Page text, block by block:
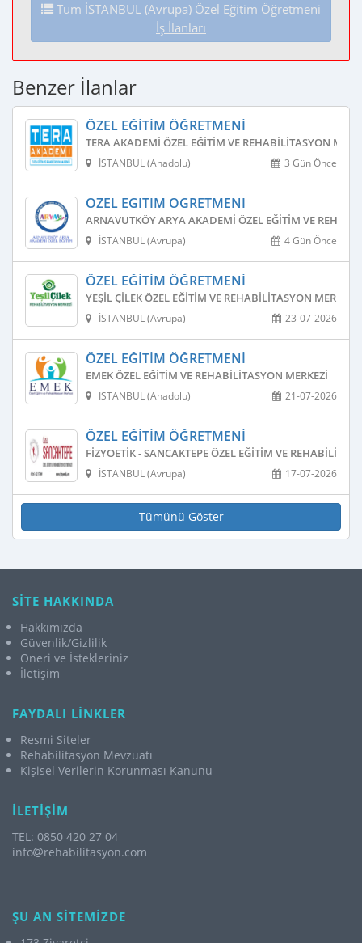
Tüm İSTANBUL (Avrupa) Özel Eğitim Öğretmeni
İş İlanları
Benzer İlanlar
ÖZEL EĞITIM ÖĞRETMENI
TERA AKADEMI ÖZEL EĞITIM VE REHABILITASYON
3 Gün Önce
İSTANBUL (Anadolu)
ÖZEL EĞITIM ÖĞRETMENI
ARNAVUTKÖY ARYA AKADEMI ÖZEL EĞITIM VE
4 Gün Önce
İSTANBUL (Avrupa)
ÖZEL EĞITIM ÖĞRETMENI
YEŞIL ÇILEK ÖZEL EĞITIM VE REHABILITASYON MERKEZI
23-07-2026
İSTANBUL (Avrupa)
ÖZEL EĞITIM ÖĞRETMENI
EMEK ÖZEL EĞITIM VE REHABILITASYON MERKEZI
21-07-2026
İSTANBUL (Anadolu)
ÖZEL EĞITIM ÖĞRETMENI
FIZYOETIK - SANCAKTEPE ÖZEL EĞITIM VE
17-07-2026
İSTANBUL (Avrupa)
Tümünü Göster
SİTE HAKKINDA
Hakkımızda
Güvenlik/Gizlilik
Öneri ve İstekleriniz
İletişim
FAYDALI LİNKLER
Resmi Siteler
Rehabilitasyon Mevzuatı
Kişisel Verilerin Korunması Kanunu
İLETİŞİM
TEL: 0850 420 27 04
info
rehabilitasyon.com
ŞU AN SİTEMİZDE